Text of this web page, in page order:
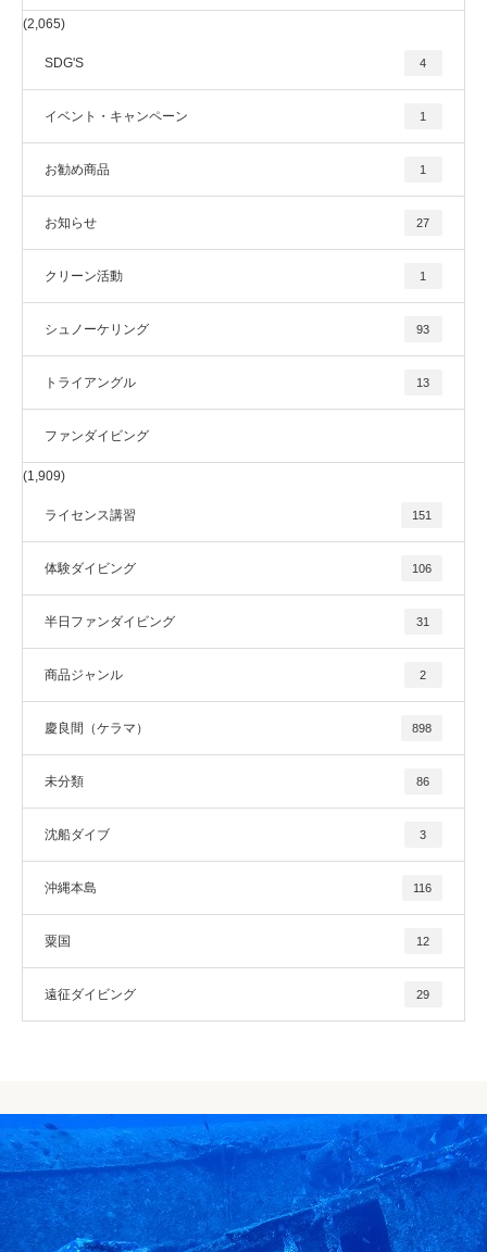
(2,065)
SDG'S 4
イベント・キャンペーン 1
お勧め商品 1
お知らせ 27
クリーン活動 1
シュノーケリング 93
トライアングル 13
ファンダイビング
(1,909)
ライセンス講習 151
体験ダイビング 106
半日ファンダイビング 31
商品ジャンル 2
慶良間（ケラマ） 898
未分類 86
沈船ダイブ 3
沖縄本島 116
粟国 12
遠征ダイビング 29